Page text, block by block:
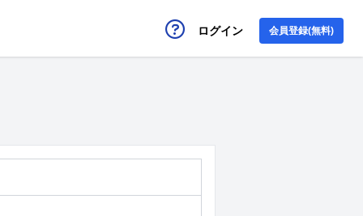
ログイン 会員登録(無料)